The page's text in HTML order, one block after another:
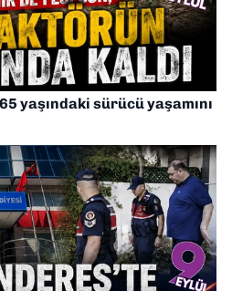
yaşındaki sürücü yaşamını